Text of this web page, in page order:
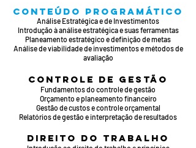
CONTEÚDO PROGRAmÁTICO
Análise Estratégica e de Investimentos
Introdução à análise estratégica e suas ferramentas
Planeamento estratégico e definição de metas
Análise de viabilidade de investimentos e métodos de
avaliação
Controle de Gestão
Fundamentos do controle de gestão
Orçamento e planeamento financeiro
Gestão de custos e controle orçamental
Relatórios de gestão e interpretação de resultados
Direito do Trabalho